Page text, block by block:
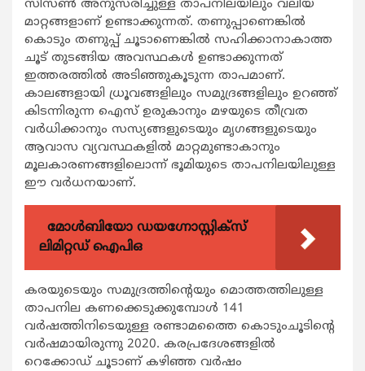
സീസണ്‍ അനുസരിച്ചുള്ള താപനിലയിലും വലിയ
മാറ്റങ്ങളാണ് ഉണ്ടാക്കുന്നത്. തണുപ്പാണെങ്കില്‍
കൊടും തണുപ്പ് ചൂടാണെങ്കില്‍ സഹിക്കാനാകാത്ത
ചൂട് തുടങ്ങിയ അവസ്ഥകള്‍ ഉണ്ടാക്കുന്നത്
ഇത്തരത്തില്‍ അടിഞ്ഞുകൂടുന്ന താപമാണ്.
കാലങ്ങളായി ധ്രൂവങ്ങളിലും സമുദ്രങ്ങളിലും ഉറഞ്ഞ്
കിടന്നിരുന്ന ഐസ് ഉരുകാനും മഴയുടെ തീവ്രത
വര്‍ധിക്കാനും സസ്യങ്ങളുടെയും മൃഗങ്ങളുടെയും
ആവാസ വ്യവസ്ഥകളില്‍ മാറ്റമുണ്ടാകാനും
മൂലകാരണങ്ങളിലൊന്ന് ഭൂമിയുടെ താപനിലയിലുള്ള
ഈ വര്‍ധനയാണ്.
മോൾബിയോ ഡയഗ്നോസ്റ്റിക്സ്
ലിമിറ്റഡ് ഐപിഒ
കരയുടെയും സമുദ്രത്തിന്റെയും മൊത്തത്തിലുള്ള
താപനില കണക്കെടുക്കുമ്പോള്‍ 141
വര്‍ഷത്തിനിടെയുള്ള രണ്ടാമത്തൈ കൊടുംചൂടിന്റെ
വര്‍ഷമായിരുന്നു 2020. കരപ്രദേശങ്ങളില്‍
റെക്കോഡ് ചൂടാണ് കഴിഞ്ഞ വര്‍ഷം